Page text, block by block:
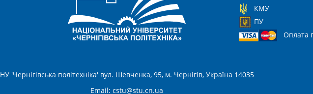
КМУ
ПУ
Оплата
НУ 'Чернігівська політехніка' вул. Шевченка, 95, м. Чернігів, Україна 14035
Email: cstu@stu.cn.ua